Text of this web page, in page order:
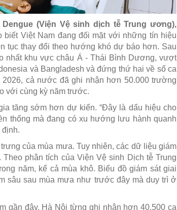
(Viện Vệ sinh dịch tễ Trung ương),
biết Việt Nam đang đối mặt với những tín hiệu
tục thay đổi theo hướng khó dự báo hơn. Sau
nhất khu vực châu Á - Thái Bình Dương, vượt
và Bangladesh và đứng thứ hai về số ca
cả nước đã ghi nhận hơn 50.000 trường
với cùng kỳ năm trước.
tăng sớm hơn dự kiến. “Đây là dấu hiệu cho
thống mà đang có xu hướng lưu hành quanh
định.
của mùa mưa. Tuy nhiên, các dữ liệu giám
phân tích của Viện Vệ sinh Dịch tễ Trung
năm, kể cả mùa khô. Biểu đồ giám sát giai
sâu sau mùa mưa như trước đây mà duy trì ở
gần đây. Hà Nội từng ghi nhận hơn 40.500 ca